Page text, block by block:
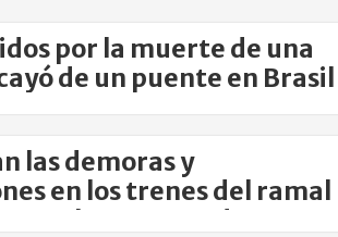
por la muerte de una
de un puente en Brasil
las demoras y
en los trenes del ramal
con Haedo